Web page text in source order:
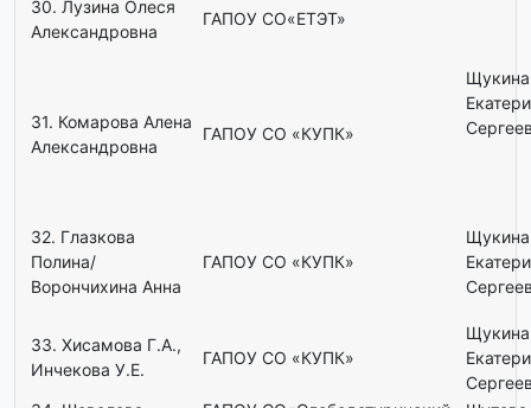
30. Лузина Олеся
Александровна
ГАПОУ СО«ЕТЭТ»
31. Комарова Алена
Александровна
ГАПОУ СО «КУПК»
Щукина
32. Глазкова
Полина/
Ворончихина Анна
ГАПОУ СО «КУПК»
Щукина
33. Хисамова Г.А.,
Инчекова У.Е.
ГАПОУ СО «КУПК»
Щукина